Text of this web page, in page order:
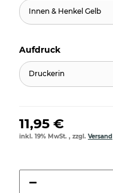
Innen & Henkel Gelb
Aufdruck
Druckerin
11,95 €
inkl. 19% MwSt. , zzgl. Versand